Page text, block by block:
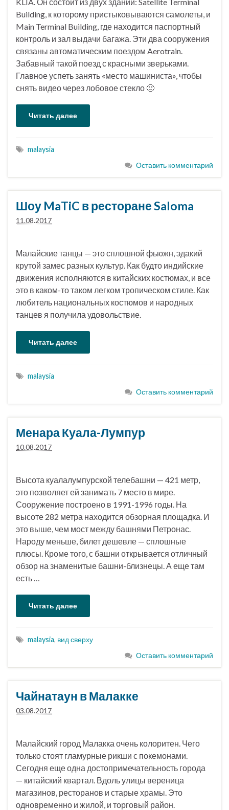
Building, к которому пристыковываются самолеты, и
Main Terminal Building, где находится паспортный
контроль и зал выдачи багажа. Эти два сооружения
связаны автоматическим поездом Aerotrain.
Забавный такой поезд с красными зверьками.
Главное успеть занять «место машиниста», чтобы
снять видео через лобовое стекло 🙂
Читать далее
malaysia
Оставить комментарий
Шоу MaTiC в ресторане Saloma
11.08.2017
Малайские танцы — это сплошной фьюжн, эдакий
крутой замес разных культур. Как будто индийские
движения исполняются в китайских костюмах, и все
это в каком-то таком легком тропическом стиле. Как
любитель национальных костюмов и народных
танцев я получила удовольствие.
Читать далее
malaysia
Оставить комментарий
Менара Куала-Лумпур
10.08.2017
Высота куалалумпурской телебашни — 421 метр,
это позволяет ей занимать 7 место в мире.
Сооружение построено в 1991-1996 годы. На
высоте 282 метра находится обзорная площадка. И
это выше, чем мост между башнями Петронас.
Народу меньше, билет дешевле — сплошные
плюсы. Кроме того, с башни открывается отличный
обзор на знаменитые башни-близнецы. А еще там
есть …
Читать далее
malaysia, вид сверху
Оставить комментарий
Чайнатаун в Малакке
03.08.2017
Малайский город Малакка очень колоритен. Чего
только стоят гламурные рикши с покемонами.
Сегодня еще одна достопримечательность города
— китайский квартал. Вдоль улицы вереница
магазинов, ресторанов и старые храмы. Это
одновременно и жилой, и торговый район.